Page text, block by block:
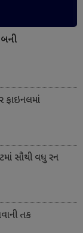
ફાઇનલમાં
સૌથી વધુ રન
તક